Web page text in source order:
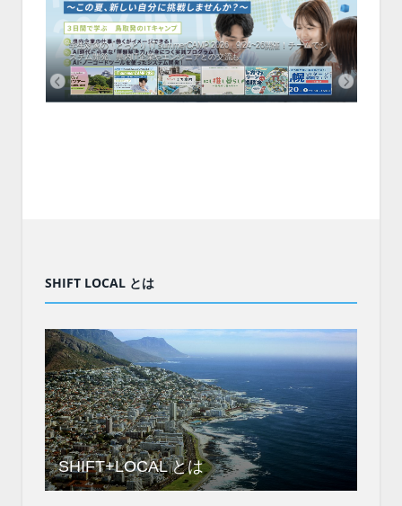
IT summerCAMP 2026」9/24~26開催！チームでシ
業やエンジニアとの交流も
利用者の45％・100人超が移住！奈良市お試
ビゲートする新サービス「まち案内」が追加
SHIFT LOCAL とは
SHIFT+LOCAL とは